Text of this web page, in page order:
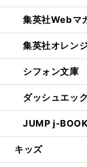
集英社Webマ
集英社オレン
シフォン文庫
ダッシュエッ
JUMP j-
キッズ